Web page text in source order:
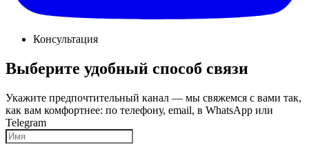
Консультация
Выберите удобный способ связи
Укажите предпочтительный канал — мы свяжемся с вами так,
как вам комфортнее: по телефону, email, в WhatsApp или
Telegram